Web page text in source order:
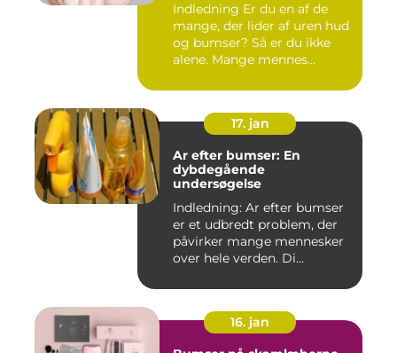
Indledning Er du en af de
mange, der lider af uren hud
og bumser? Så er du ikke
alene. Mange mennes...
17. jan
Ar efter bumser: En
dybdegående
undersøgelse
Indledning: Ar efter bumser
er et udbredt problem, der
påvirker mange mennesker
over hele verden. Di...
16. jan